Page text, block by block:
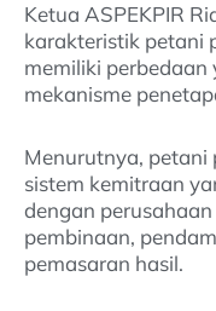
Ketua ASPEKPIR
karakteristik petani
memiliki
mekanisme
Menurutnya, petani
sistem kemitraan
dengan
pembinaan,
pemasaran hasil.